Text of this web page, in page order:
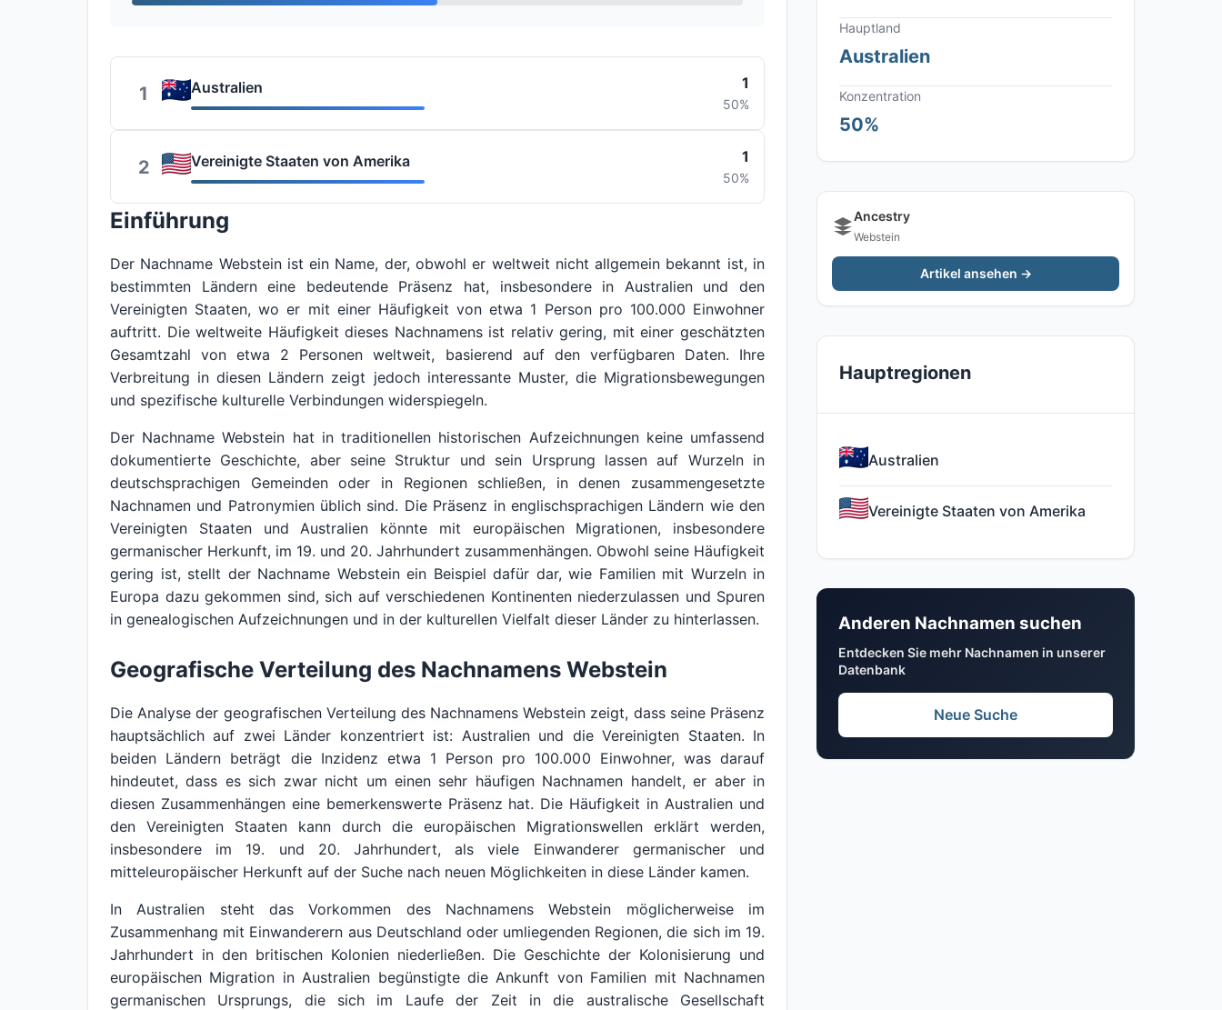
1 Australien 1
50%
2 Vereinigte Staaten von Amerika 1
50%
Einführung
Der Nachname Webstein ist ein Name, der, obwohl er weltweit nicht allgemein bekannt ist, in
bestimmten Ländern eine bedeutende Präsenz hat, insbesondere in Australien und den
Vereinigten Staaten, wo er mit einer Häufigkeit von etwa 1 Person pro 100.000 Einwohner
auftritt. Die weltweite Häufigkeit dieses Nachnamens ist relativ gering, mit einer geschätzten
Gesamtzahl von etwa 2 Personen weltweit, basierend auf den verfügbaren Daten. Ihre
Verbreitung in diesen Ländern zeigt jedoch interessante Muster, die Migrationsbewegungen
und spezifische kulturelle Verbindungen widerspiegeln.
Der Nachname Webstein hat in traditionellen historischen Aufzeichnungen keine umfassend
dokumentierte Geschichte, aber seine Struktur und sein Ursprung lassen auf Wurzeln in
deutschsprachigen Gemeinden oder in Regionen schließen, in denen zusammengesetzte
Nachnamen und Patronymien üblich sind. Die Präsenz in englischsprachigen Ländern wie den
Vereinigten Staaten und Australien könnte mit europäischen Migrationen, insbesondere
germanischer Herkunft, im 19. und 20. Jahrhundert zusammenhängen. Obwohl seine Häufigkeit
gering ist, stellt der Nachname Webstein ein Beispiel dafür dar, wie Familien mit Wurzeln in
Europa dazu gekommen sind, sich auf verschiedenen Kontinenten niederzulassen und Spuren
in genealogischen Aufzeichnungen und in der kulturellen Vielfalt dieser Länder zu hinterlassen.
Geografische Verteilung des Nachnamens Webstein
Die Analyse der geografischen Verteilung des Nachnamens Webstein zeigt, dass seine Präsenz
hauptsächlich auf zwei Länder konzentriert ist: Australien und die Vereinigten Staaten. In
beiden Ländern beträgt die Inzidenz etwa 1 Person pro 100.000 Einwohner, was darauf
hindeutet, dass es sich zwar nicht um einen sehr häufigen Nachnamen handelt, er aber in
diesen Zusammenhängen eine bemerkenswerte Präsenz hat. Die Häufigkeit in Australien und
den Vereinigten Staaten kann durch die europäischen Migrationswellen erklärt werden,
insbesondere im 19. und 20. Jahrhundert, als viele Einwanderer germanischer und
mitteleuropäischer Herkunft auf der Suche nach neuen Möglichkeiten in diese Länder kamen.
In Australien steht das Vorkommen des Nachnamens Webstein möglicherweise im
Zusammenhang mit Einwanderern aus Deutschland oder umliegenden Regionen, die sich im 19.
Jahrhundert in den britischen Kolonien niederließen. Die Geschichte der Kolonisierung und
europäischen Migration in Australien begünstigte die Ankunft von Familien mit Nachnamen
germanischen Ursprungs, die sich im Laufe der Zeit in die australische Gesellschaft
Hauptland
Australien
Konzentration
50%
Ancestry
Webstein
Artikel ansehen →
Hauptregionen
Australien
Vereinigte Staaten von Amerika
Anderen Nachnamen suchen
Entdecken Sie mehr Nachnamen in unserer
Datenbank
Neue Suche